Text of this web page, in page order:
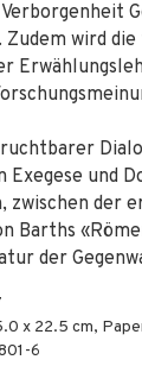
wird
Exegese und
zwischen der
Barths
der
x 22.5 cm,
6